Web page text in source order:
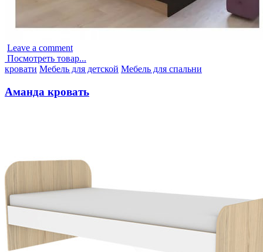
Leave a comment
Посмотреть товар...
Опубликовано
кровати Мебель для детской Мебель для спальни
Аманда кровать